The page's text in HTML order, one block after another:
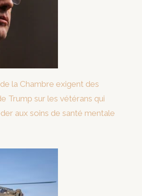
la Chambre exigent des
Trump sur les vétérans qui
aux soins de santé mentale